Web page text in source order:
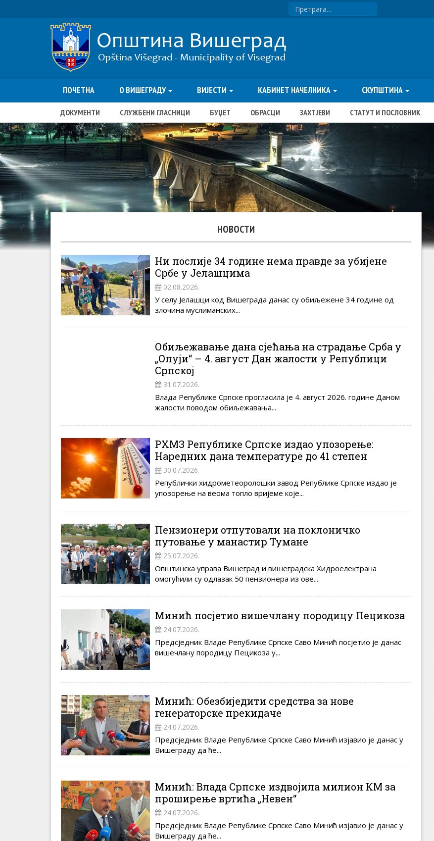
ПОЧЕТНА О ВИШЕГРАДУ ВИЈЕСТИ КАБИНЕТ НАЧЕЛНИКА СКУПШТИНА
ДОКУМЕНТИ СЛУЖБЕНИ ГЛАСНИЦИ БУЏЕТ ОБРАСЦИ ЗАХТЈЕВИ СТАТУТ И ПОСЛОВНИК
НОВОСТИ
Ни послије 34 године нема правде за убијене
Србе у Јелашцима
02.08.2026.
У селу Јелашци код Вишеграда данас су обиљежене 34 године од
злочина муслиманских...
Обиљежавање дана сјећања на страдање Срба у
„Олуји“ – 4. август Дан жалости у Републици
Српској
31.07.2026.
Влада Републике Српске прогласила је 4. август 2026. године Даном
жалости поводом обиљежавања...
РХМЗ Републике Српске издао упозорење:
Наредних дана температуре до 41 степен
30.07.2026.
Републички хидрометеоролошки завод Републике Српске издао је
упозорење на веома топло вријеме које...
Пензионери отпутовали на поклоничко
путовање у манастир Тумане
25.07.2026.
Општинска управа Вишеград и вишеградска Хидроелектрана
омогућили су одлазак 50 пензионера из ове...
Минић посјетио вишечлану породицу Пецикоза
24.07.2026.
Предсједник Владе Републике Српске Саво Минић посјетио је данас
вишечлану породицу Пецикоза у...
Минић: Обезбиједити средства за нове
генераторске прекидаче
24.07.2026.
Предсједник Владе Републике Српске Саво Минић изјавио је данас у
Вишеграду да ће...
Минић: Влада Српске издвојила милион КМ за
проширење вртића „Невен“
24.07.2026.
Предсједник Владе Републике Српске Саво Минић изјавио је данас у
Вишеграду да ће...